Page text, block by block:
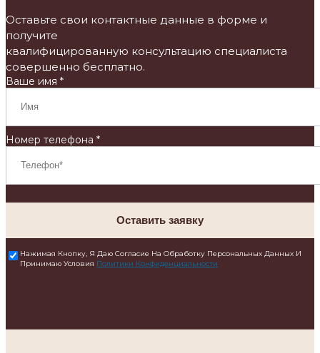
Оставьте свои контактные данные в форме и
получите
квалифицированную консультацию специалиста
совершенно бесплатно.
Ваше имя *
Номер телефона *
Оставить заявку
Нажимая Кнопку, Я Даю Согласие На Обработку Персональных Данных И
Принимаю Условия Политики Конфиденциальности